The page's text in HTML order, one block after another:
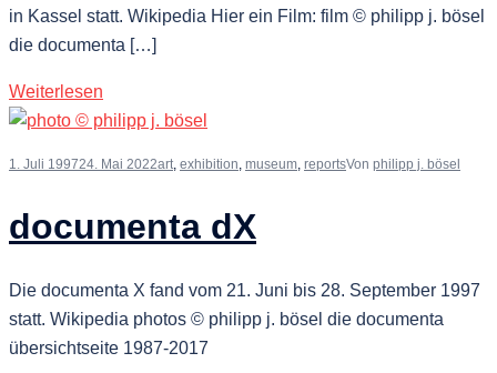
in Kassel statt. Wikipedia Hier ein Film: film © philipp j. bösel
die documenta […]
Weiterlesen
1. Juli 199724. Mai 2022art, exhibition, museum, reportsVon philipp j. bösel
documenta dX
Die documenta X fand vom 21. Juni bis 28. September 1997
statt. Wikipedia photos © philipp j. bösel die documenta
übersichtseite 1987-2017